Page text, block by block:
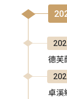
德芙
卓溪